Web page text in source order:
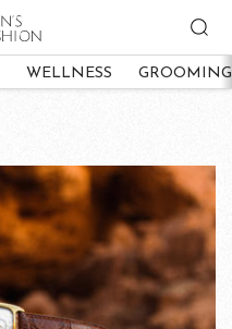
WELLNESS GROOMING